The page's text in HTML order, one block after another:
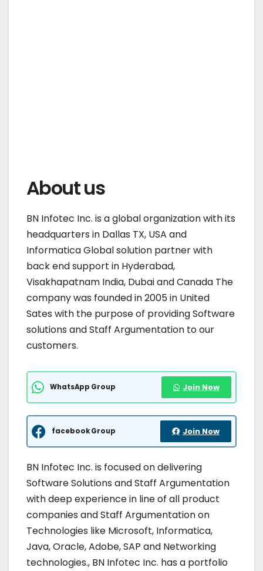
About us
BN Infotec Inc. is a global organization with its
headquarters in Dallas TX, USA and
Informatica Global solution partner with
back end support in Hyderabad,
Visakhapatnam India, Dubai and Canada The
company was founded in 2005 in United
Sates with the purpose of providing Software
solutions and Staff Argumentation to our
customers.
WhatsApp Group Join Now
facebook Group Join Now
BN Infotec Inc. is focused on delivering
Software Solutions and Staff Argumentation
with deep experience in line of all product
companies and Staff Argumentation on
Technologies like Microsoft, Informatica,
Java, Oracle, Adobe, SAP and Networking
technologies., BN Infotec Inc. has a portfolio